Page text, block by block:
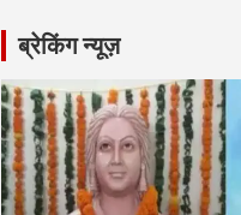
ब्रेकिंग न्यूज़